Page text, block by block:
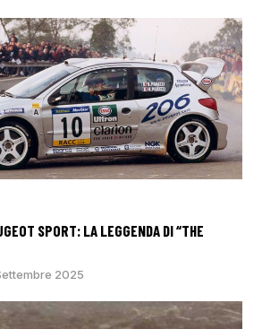
SPORT: LA LEGGENDA DI “THE
2025